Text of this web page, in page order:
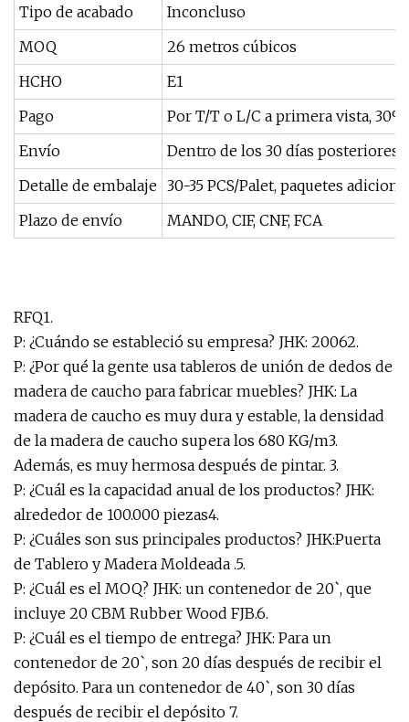
Tipo de acabado
Inconcluso
MOQ
26 metros cúbicos
HCHO
E1
Pago
Por T/T o L/C a primera vista,
Envío
Dentro de los 30 días posteriores
Detalle de embalaje 30-35 PCS/Palet, paquetes
Plazo de envío
MANDO, CIF, CNF, FCA
RFQ1.
P: ¿Cuándo se estableció su empresa? JHK: 20062.
P: ¿Por qué la gente usa tableros de unión de dedos de
madera de caucho para fabricar muebles? JHK: La
madera de caucho es muy dura y estable, la densidad
de la madera de caucho supera los 680 KG/m3.
Además, es muy hermosa después de pintar. 3.
P: ¿Cuál es la capacidad anual de los productos? JHK:
alrededor de 100.000 piezas4.
P: ¿Cuáles son sus principales productos? JHK:Puerta
de Tablero y Madera Moldeada .5.
P: ¿Cuál es el MOQ? JHK: un contenedor de 20`, que
incluye 20 CBM Rubber Wood FJB.6.
P: ¿Cuál es el tiempo de entrega? JHK: Para un
contenedor de 20`, son 20 días después de recibir el
depósito. Para un contenedor de 40`, son 30 días
después de recibir el depósito 7.